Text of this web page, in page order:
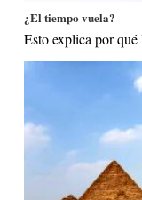
¿El tiempo vuela?
Esto explica por